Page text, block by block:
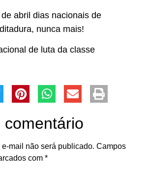
abril dias nacionais de
nunca mais!
de luta da classe
comentário
mail não será publicado. Campos
com *